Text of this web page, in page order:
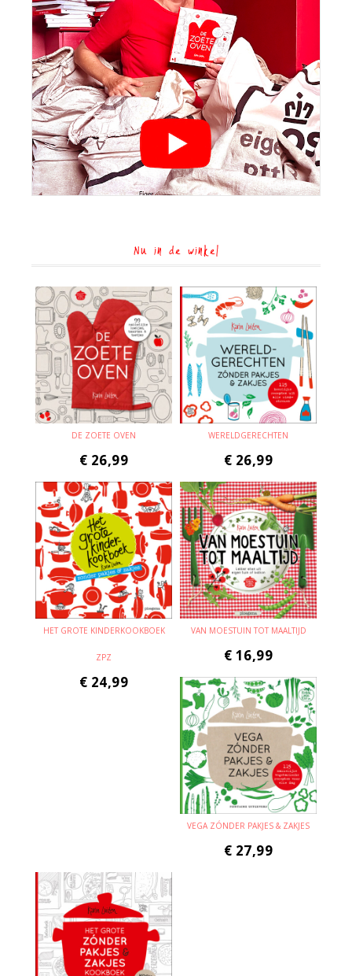
Nu in de winkel
DE ZOETE OVEN
€ 26,99
WERELDGERECHTEN
€ 26,99
HET GROTE KINDERKOOKBOEK
ZPZ
€ 24,99
VAN MOESTUIN TOT MAALTIJD
€ 16,99
VEGA ZÓNDER PAKJES & ZAKJES
€ 27,99